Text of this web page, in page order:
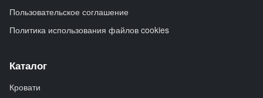
Пользовательское соглашение
Политика использования файлов cookies
Каталог
Кровати